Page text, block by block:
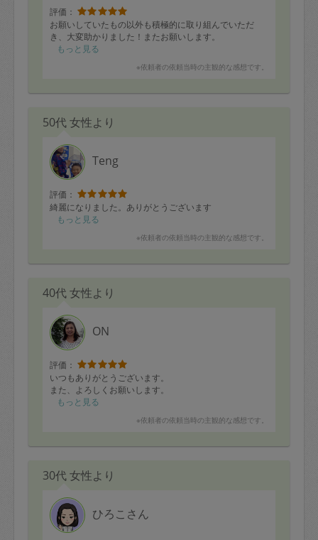
評価：
お願いしていたもの以外も積極的に取り組んでいただ
き、大変助かりました！またお願いします。
もっと見る
※依頼者の依頼当時の主観的な感想です。
50代 女性より
Teng
評価：
綺麗になりました。ありがとうございます
もっと見る
※依頼者の依頼当時の主観的な感想です。
40代 女性より
ON
評価：
いつもありがとうございます。
また、よろしくお願いします。
もっと見る
※依頼者の依頼当時の主観的な感想です。
30代 女性より
ひろこさん